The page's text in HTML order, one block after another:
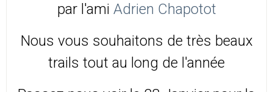
par l'ami Adrien Chapotot
Nous vous souhaitons de très beaux
trails tout au long de l'année